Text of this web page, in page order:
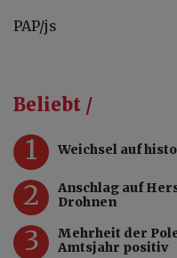
PAP/js
Beliebt /
1 Weichsel auf
2
Anschlag auf
Drohnen
3
Mehrheit der
Amtsjahr positiv